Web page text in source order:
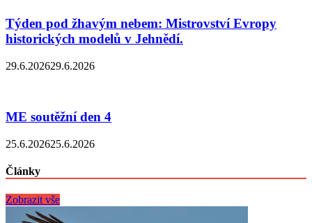
Týden pod žhavým nebem: Mistrovství Evropy
historických modelů v Jehnědí.
29.6.202629.6.2026
ME soutěžní den 4
25.6.202625.6.2026
Články
Zobrazit vše